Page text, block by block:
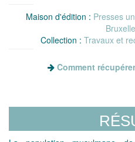
Maison d'édition : Presses
Collection : Travaux et
Comment